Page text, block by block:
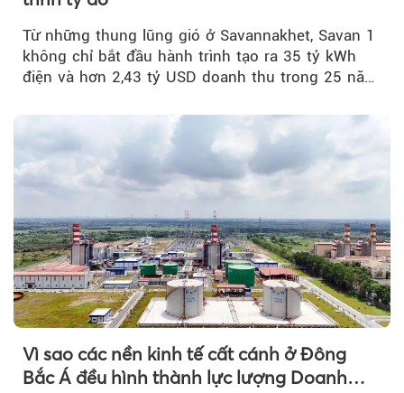
Từ những thung lũng gió ở Savannakhet, Savan 1
không chỉ bắt đầu hành trình tạo ra 35 tỷ kWh
điện và hơn 2,43 tỷ USD doanh thu trong 25 năm
Vì sao các nền kinh tế cất cánh ở Đông
Bắc Á đều hình thành lực lượng Doanh